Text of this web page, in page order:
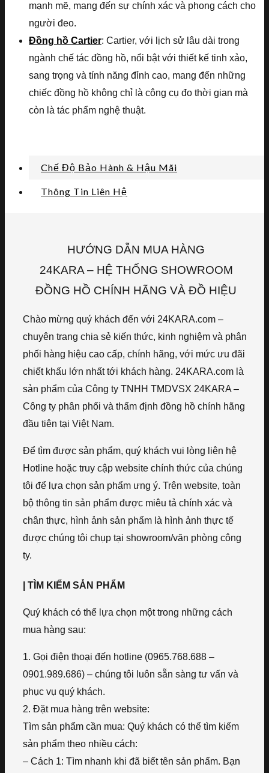
mạnh mẽ, mang đến sự chính xác và phong cách cho
người đeo.
Đồng hồ Cartier: Cartier, với lịch sử lâu dài trong
ngành chế tác đồng hồ, nổi bật với thiết kế tinh xảo,
sang trọng và tính năng đỉnh cao, mang đến những
chiếc đồng hồ không chỉ là công cụ đo thời gian mà
còn là tác phẩm nghệ thuật.
Chế Độ Bảo Hành & Hậu Mãi
Thông Tin Liên Hệ
HƯỚNG DẪN MUA HÀNG
24KARA – HỆ THỐNG SHOWROOM
ĐỒNG HỒ CHÍNH HÃNG VÀ ĐỒ HIỆU
Chào mừng quý khách đến với 24KARA.com –
chuyên trang chia sẻ kiến thức, kinh nghiệm và phân
phối hàng hiệu cao cấp, chính hãng, với mức ưu đãi
chiết khấu lớn nhất tới khách hàng. 24KARA.com là
sản phẩm của Công ty TNHH TMDVSX 24KARA –
Công ty phân phối và thẩm định đồng hồ chính hãng
đầu tiên tại Việt Nam.
Để tìm được sản phẩm, quý khách vui lòng liên hệ
Hotline hoặc truy cập website chính thức của chúng
tôi để lựa chọn sản phẩm ưng ý. Trên website, toàn
bộ thông tin sản phẩm được miêu tả chính xác và
chân thực, hình ảnh sản phẩm là hình ảnh thực tế
được chúng tôi chụp tại showroom/văn phòng công
ty.
| TÌM KIẾM SẢN PHẨM
Quý khách có thể lựa chọn một trong những cách
mua hàng sau:
1. Gọi điện thoại đến hotline (0965.768.688 –
0901.989.686) – chúng tôi luôn sẵn sàng tư vấn và
phục vụ quý khách.
2. Đặt mua hàng trên website:
Tìm sản phẩm cần mua: Quý khách có thể tìm kiếm
sản phẩm theo nhiều cách:
– Cách 1: Tìm nhanh khi đã biết tên sản phẩm. Bạn